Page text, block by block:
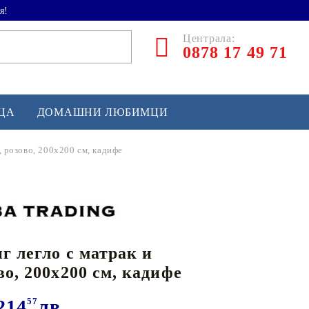
Централа:
0878 17 49 71
и софтбол
и лакрос
спортно оборудване
ДОМАШНИ ЛЮБИМЦИ
розово, 200x200 см, кадифе
легло с матрак и
200x200 см, кадифе
57